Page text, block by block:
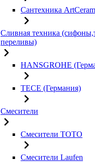
Сантехника
Сливная техника
переливы)
HANSGROHE
TECE (Германия)
Смесители
Смесители TOTO
Смесители Laufen